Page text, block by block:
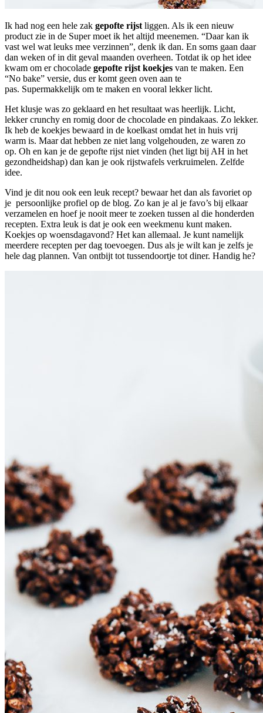
Ik had nog een hele zak gepofte rijst liggen. Als ik een nieuw
product zie in de Super moet ik het altijd meenemen. “Daar kan ik
vast wel wat leuks mee verzinnen”, denk ik dan. En soms gaan daar
dan weken of in dit geval maanden overheen. Totdat ik op het idee
kwam om er chocolade gepofte rijst koekjes van te maken. Een
“No bake” versie, dus er komt geen oven aan te
pas. Supermakkelijk om te maken en vooral lekker licht.
Het klusje was zo geklaard en het resultaat was heerlijk. Licht,
lekker crunchy en romig door de chocolade en pindakaas. Zo lekker.
Ik heb de koekjes bewaard in de koelkast omdat het in huis vrij
warm is. Maar dat hebben ze niet lang volgehouden, ze waren zo
op. Oh en kan je de gepofte rijst niet vinden (het ligt bij AH in het
gezondheidshap) dan kan je ook rijstwafels verkruimelen. Zelfde
idee.
Vind je dit nou ook een leuk recept? bewaar het dan als favoriet op
je persoonlijke profiel op de blog. Zo kan je al je favo’s bij elkaar
verzamelen en hoef je nooit meer te zoeken tussen al die honderden
recepten. Extra leuk is dat je ook een weekmenu kunt maken.
Koekjes op woensdagavond? Het kan allemaal. Je kunt namelijk
meerdere recepten per dag toevoegen. Dus als je wilt kan je zelfs je
hele dag plannen. Van ontbijt tot tussendoortje tot diner. Handig he?